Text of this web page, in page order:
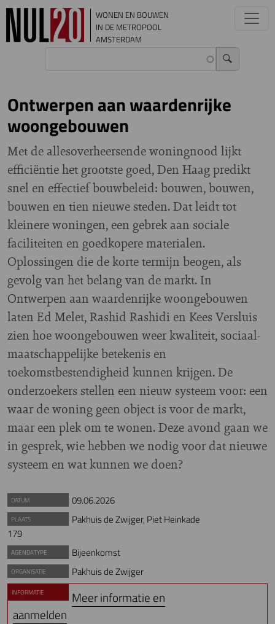
Overslaan en naar de inhoud gaan
WONEN EN BOUWEN
IN DE METROPOOL
AMSTERDAM
Ontwerpen aan waardenrijke
woongebouwen
Met de allesoverheersende woningnood lijkt
efficiëntie het grootste goed, Den Haag predikt
snel en effectief bouwbeleid: bouwen, bouwen,
bouwen en tien nieuwe steden. Dat leidt tot
kleinere woningen, een gebrek aan sociale
faciliteiten en goedkopere materialen.
Oplossingen die de korte termijn beogen, als
gevolg van het belang van de markt. In
Ontwerpen aan waardenrijke woongebouwen
laten Ed Melet, Rashid Rashidi en Kees Versluis
zien hoe woongebouwen weer kwaliteit, sociaal-
maatschappelijke betekenis en
toekomstbestendigheid kunnen krijgen. De
onderzoekers stellen een nieuw systeem voor: een
waar de woning geen object is voor de markt,
maar een plek om te wonen. Deze avond gaan we
in gesprek, wie hebben we nodig voor dat nieuwe
systeem en wat kunnen we doen?
DATUM 09.06.2026
PLAATS
Pakhuis de Zwijger, Piet Heinkade
179
AGENDATYPE Bijeenkomst
ORGANISATIE Pakhuis de Zwijger
INFORMATIE
Meer informatie en
aanmelden